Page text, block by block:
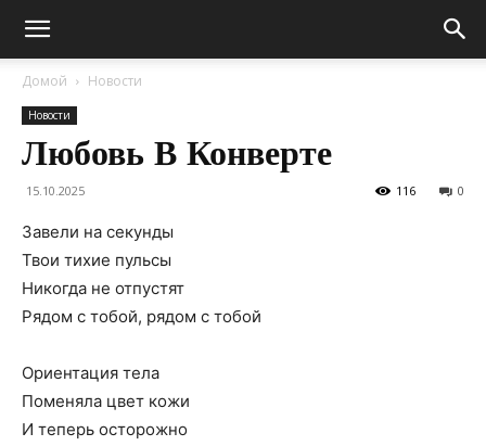
Домой Новости
Новости
Любовь В Конверте
15.10.2025 0
116
Завели на секунды
Твои тихие пульсы
Никогда не отпустят
Рядом с тобой, рядом с тобой
Ориентация тела
Поменяла цвет кожи
И теперь осторожно